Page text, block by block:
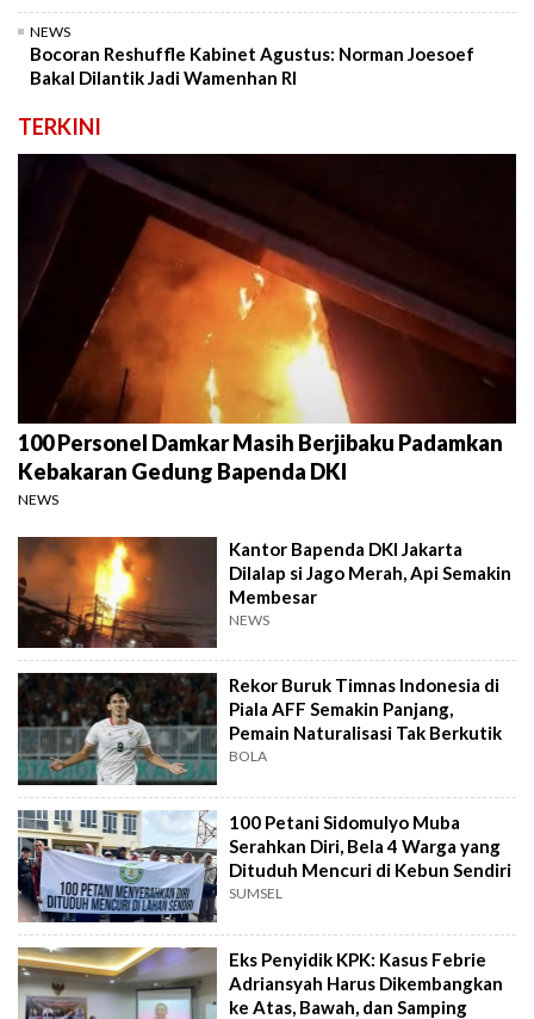
NEWS
Bocoran Reshuffle Kabinet Agustus: Norman Joesoef
Bakal Dilantik Jadi Wamenhan RI
TERKINI
100 Personel Damkar Masih Berjibaku Padamkan
Kebakaran Gedung Bapenda DKI
NEWS
Kantor Bapenda DKI Jakarta
Dilalap si Jago Merah, Api Semakin
Membesar
NEWS
Rekor Buruk Timnas Indonesia di
Piala AFF Semakin Panjang,
Pemain Naturalisasi Tak Berkutik
BOLA
100 Petani Sidomulyo Muba
Serahkan Diri, Bela 4 Warga yang
Dituduh Mencuri di Kebun Sendiri
SUMSEL
Eks Penyidik KPK: Kasus Febrie
Adriansyah Harus Dikembangkan
ke Atas, Bawah, dan Samping